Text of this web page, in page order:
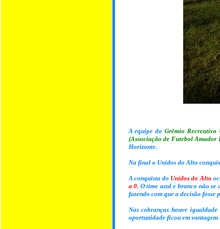
A equipe doGrêmio
(Associação de Futebol Amador
Horizonte.
Na final o Unidos do Alto
A conquista do Unidos do Alto
a 0. O time azul e branco não
fazendo com que a decisão fosse
Nas cobranças houve
oportunidade ficou em vantagem